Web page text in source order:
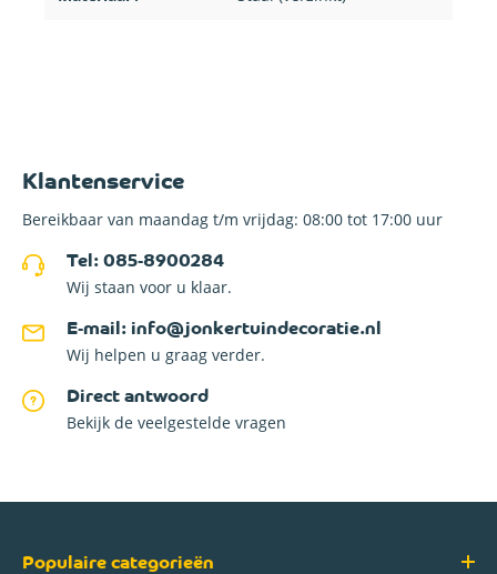
Klantenservice
Bereikbaar van maandag t/m vrijdag: 08:00 tot 17:00 uur
Tel: 085-8900284
Wij staan voor u klaar.
E-mail: info@jonkertuindecoratie.nl
Wij helpen u graag verder.
Direct antwoord
Bekijk de veelgestelde vragen
Populaire categorieën